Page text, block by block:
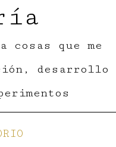
cosas que me
desarrollo